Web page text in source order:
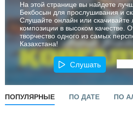
На этой странице вы найдете
Бекбосын для прослушивания и
Слушайте онлайн или
композиции в высоком качестве.
творчество одного из самых
Казахстана!
Слушать
ПОПУЛЯРНЫЕ ПО ДАТЕ ПО